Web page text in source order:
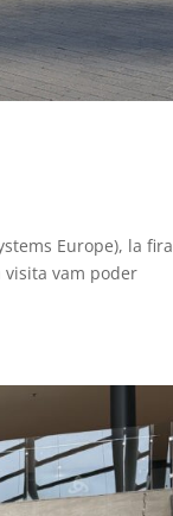
Europe), la fira
vam poder